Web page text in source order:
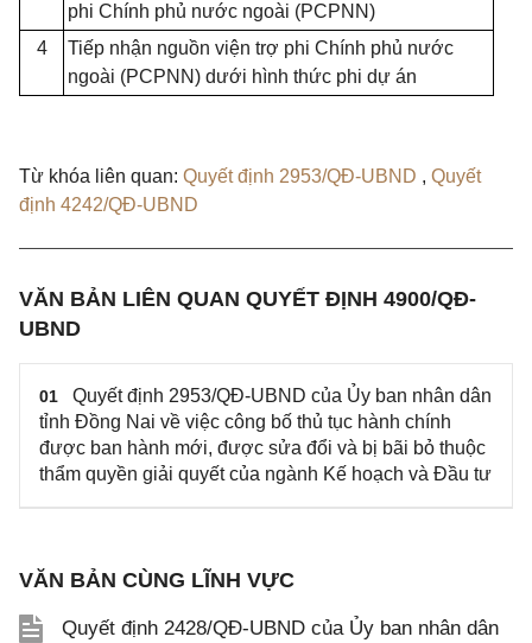
phi Chính phủ nước ngoài (PCPNN)
4
Tiếp nhận nguồn viện trợ phi Chính phủ nước
ngoài (PCPNN) dưới hình thức phi dự án
Từ khóa liên quan: Quyết định 2953/QĐ-UBND , Quyết
định 4242/QĐ-UBND
VĂN BẢN LIÊN QUAN QUYẾT ĐỊNH 4900/QĐ-
UBND
01
Quyết định 2953/QĐ-UBND của Ủy ban nhân dân
tỉnh Đồng Nai về việc công bố thủ tục hành chính
được ban hành mới, được sửa đổi và bị bãi bỏ thuộc
thẩm quyền giải quyết của ngành Kế hoạch và Đầu tư
VĂN BẢN CÙNG LĨNH VỰC
Quyết định 2428/QĐ-UBND của Ủy ban nhân dân